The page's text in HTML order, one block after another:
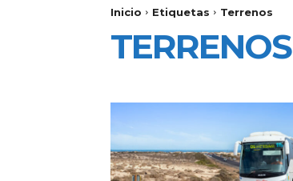
Inicio Etiquetas Terrenos
TERRENOS